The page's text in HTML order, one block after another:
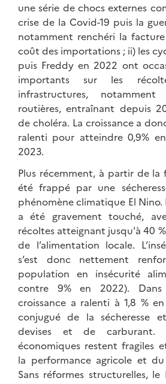
une série de chocs externes
crise de la Covid-19 puis la
notamment renchéri la
coût des importations ; ii) les
puis Freddy en 2022 ont
importants sur les
infrastructures,
routières, entraînant depuis
de choléra. La croissance a
ralenti pour atteindre 0,9%
2023.
Plus récemment, à partir de la
été frappé par une
phénomène climatique El Nino.
a été gravement touché,
récoltes atteignant jusqu'à 40
de l’alimentation locale.
s’est donc nettement
population en insécurité
contre 9% en 2022).
croissance a ralenti à 1,8 %
conjugué de la sécheresse
devises et de carburant.
économiques restent fragiles
la performance agricole et
Sans réformes structurelles,